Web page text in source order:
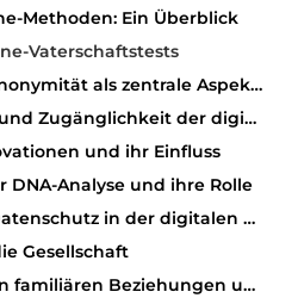
Methoden: Ein Überblick
Vaterschaftstests
Diskretion und Anonymität als zentrale Aspekte
Bequemlichkeit und Zugänglichkeit der digitalen Optionen
und ihr Einfluss
DNA-Analyse und ihre Rolle
Sicherheit und Datenschutz in der digitalen Ära
Gesellschaft
Veränderungen in familiären Beziehungen und gesellschaftlichen Normen